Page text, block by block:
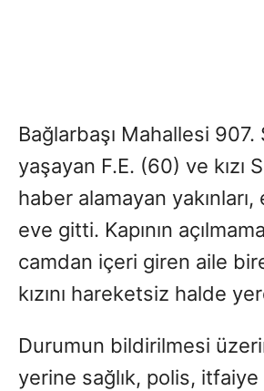
Bağlarbaşı Mahallesi 907.
yaşayan F.E. (60) ve kızı
haber alamayan
eve gitti. Kapının
camdan içeri giren aile
kızını hareketsiz halde
Durumun bildirilmesi
yerine sağlık, polis,